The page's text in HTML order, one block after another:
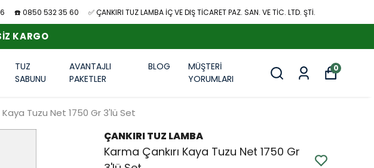
☎️ 0850 532 35 60 ✅ ÇANKIRI TUZ LAMBA İÇ VE DIŞ TİCARET PAZ. SAN. VE TİC. LTD. ŞTİ.
KARGO
TUZ
SABUNU
AVANTAJLI
PAKETLER
BLOG
MÜŞTERİ
YORUMLARI
0
Kaya Tuzu Net 1750 Gr 3'lü Set
ÇANKIRI TUZ LAMBA
Karma Çankırı Kaya Tuzu Net 1750 Gr